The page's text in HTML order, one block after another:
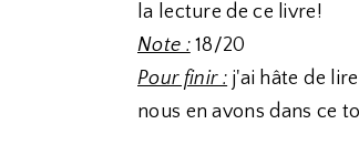
la lecture de ce livre!
Note :18/20
Pour finir : j'ai hâte de
nous en avons dans ce